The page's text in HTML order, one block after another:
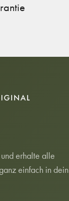
erhalte alle
einfach in dein